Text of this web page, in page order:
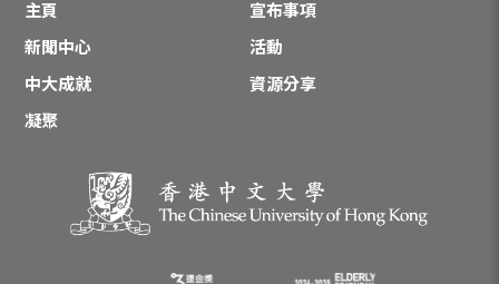
主頁
宣布事項
新聞中心
活動
中大成就
資源分享
凝聚